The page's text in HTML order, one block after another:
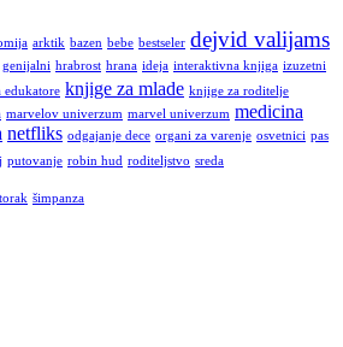
arktik bazen bebe bestseler dejvid valijams
genijalni hrabrost hrana ideja interaktivna knjiga izuzetni
edukatore knjige za mlade knjige za roditelje
marvelov univerzum marvel univerzum medicina
netfliks odgajanje dece organi za varenje osvetnici pas
putovanje robin hud roditeljstvo sreda
šimpanza